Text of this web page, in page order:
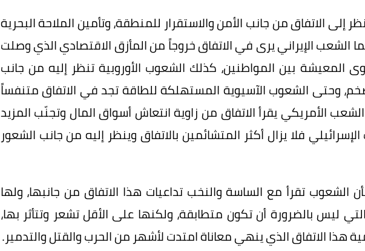
إلى الاتفاق من جانب الأمن والاستقرار للمنطقة، وتأمين الملاحة البحرية
الشعب الإيراني يرى في الاتفاق خروجاً من المأزق الاقتصادي الذي وصلت
المعيشة بين المواطنين، كذلك الشعوب الأوروبية تنظر إليه من جانب
وحتى الشعوب الآسيوية المستهلكة للطاقة تجد في الاتفاق متنفساً
الشعب الأمريكي يقرأ الاتفاق من زاوية انتعاش أسواق المال وتجنّب المزيد
فلا يزال أكثر المتشائمين بالاتفاق وينظر إليه من جانب الشعور
الشعوب تقرأ مع الساسة والنخب تداعيات هذا الاتفاق من جانبها، ولها
ليس بالضرورة أن تكون متطابقة، ولكنها على الأقل تشعر وتتأثر بها،
هذا الاتفاق الذي ينهي معاناة امتدت لأشهر من الحرب والقتل والتدمير.